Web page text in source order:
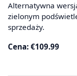
Alternatywna
zielonym
sprzedaży.
Cena: €109.99